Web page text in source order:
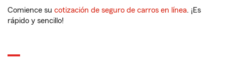
Comience su cotización de seguro de carros en línea. ¡Es
rápido y sencillo!